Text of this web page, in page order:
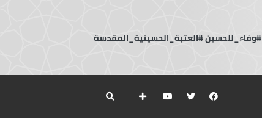
#وفاء_للحسين #العتبة_الحسينية_المقدسة